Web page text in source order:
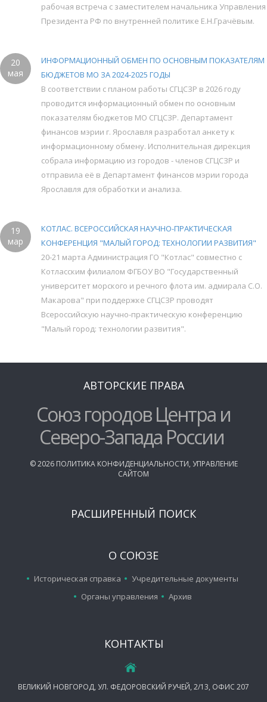
рабочая встреча с заместителем начальника Управления
Президента РФ по внутренней политике Е.Н.Грачёвым.
20
мая
ИНФОРМАЦИОННЫЙ ОБМЕН ПО ОСНОВНЫМ ПОКАЗАТЕЛЯМ
БЮДЖЕТОВ МО ЗА 2024-2025 ГОДЫ
В соответствии с планом работы СГЦСЗР в 2026 году
проводится информационный обмен по основным
показателям бюджетов МО СГЦСЗР. Департамент
финансов мэрии г. Ярославля разработал анкету к
информационному обмену. Исполнительная дирекция
собрала информацию из городов - членов СГЦСЗР и
отправила её в Департамент финансов мэрии города
Ярославля для обработки и анализа.
19
мар
КОТЛАС. ВСЕРОССИЙСКАЯ НАУЧНО-ПРАКТИЧЕСКАЯ
КОНФЕРЕНЦИЯ "МАЛЫЙ ГОРОД: ТЕХНОЛОГИИ РАЗВИТИЯ"
20-21 марта Администрация ГО "Котлас" совместно с
Котласским филиалом ФГБОУ ВО "Государственный
университет морского и речного флота им. адмирала С.О.
Макарова" при поддержке СГЦСЗР проводят
Всероссийскую научно-практическую конференцию
"Малый город: технологии развития".
АВТОРСКИЕ ПРАВА
Союз городов Центра и
Северо-Запада России
©2026 ПОЛИТИКА КОНФИДЕНЦИАЛЬНОСТИ, УПРАВЛЕНИЕ
САЙТОМ
РАСШИРЕННЫЙ ПОИСК
О СОЮЗЕ
Историческая справка
Учредительные документы
Органы управления
Архив
КОНТАКТЫ
ВЕЛИКИЙ НОВГОРОД, УЛ. ФЕДОРОВСКИЙ РУЧЕЙ, 2/13, ОФИС 207